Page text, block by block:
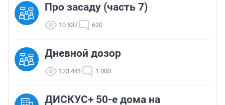
Про засаду (часть 7)
10 537 620
Дневной дозор
123 441 1 000
ДИСКУС+ 50-е дома на